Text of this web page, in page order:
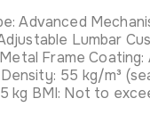
Lumbar
Frame
55 kg/m³
kg BMI: Not to